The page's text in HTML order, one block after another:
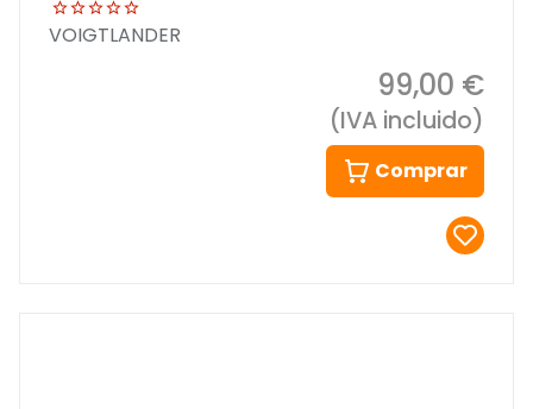
VOIGTLANDER
99,00 €
(IVA incluido)
Comprar